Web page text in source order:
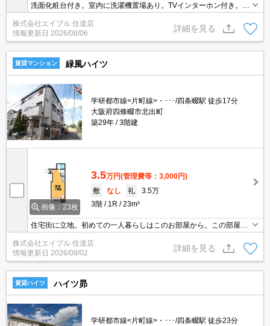
洗面化粧台付き。室内に洗濯機置場あり。TVインターホン付き。ウ
ォークインクローゼット付き。退去時、ルームクリーニング料金46,
200円。退去時、エアコン洗浄代16,500円。
株式会社エイブル 住道店
情報更新日 2026/08/06
詳細を見る
賃貸マンション 緑風ハイツ
学研都市線<片町線>・･･･/四条畷駅 徒歩17分
大阪府四條畷市北出町
築29年
3階建
画像：23枚
3.5万円(管理費等：3,000円)
敷
なし 礼
3.5万
3階
1R 23m²
住宅街に立地。初めての一人暮らしはこのお部屋から。この部屋で
一人暮らしをEnjoy。お風呂とトイレが別でこの家賃。初期費用を
抑えたい人におすすめ。
株式会社エイブル 住道店
情報更新日 2026/08/02
詳細を見る
賃貸ハイツ ハイツ昴
学研都市線<片町線>・･･･/四条畷駅 徒歩23分